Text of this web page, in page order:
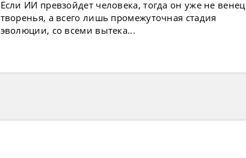
Если ИИ превзойдет человека, тогда он уже не венец
творенья, а всего лишь промежуточная стадия
эволюции, со всеми вытека...